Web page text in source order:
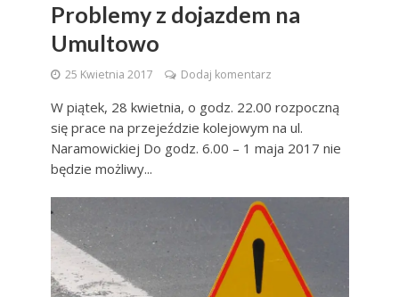
Problemy z dojazdem na
Umultowo
25 Kwietnia 2017 Dodaj komentarz
W piątek, 28 kwietnia, o godz. 22.00 rozpoczną
się prace na przejeździe kolejowym na ul.
Naramowickiej Do godz. 6.00 – 1 maja 2017 nie
będzie możliwy...